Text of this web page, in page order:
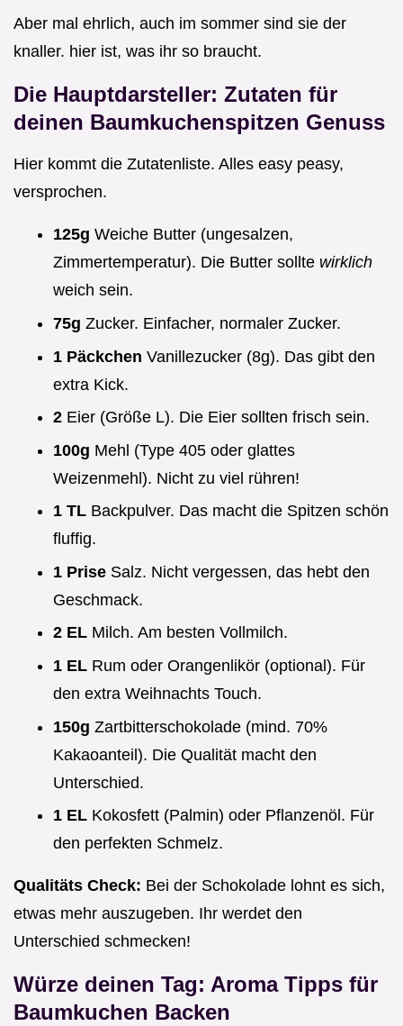
Aber mal ehrlich, auch im sommer sind sie der
knaller. hier ist, was ihr so braucht.
Die Hauptdarsteller: Zutaten für
deinen Baumkuchenspitzen Genuss
Hier kommt die Zutatenliste. Alles easy peasy,
versprochen.
125g Weiche Butter (ungesalzen,
Zimmertemperatur). Die Butter sollte wirklich
weich sein.
75g Zucker. Einfacher, normaler Zucker.
1 Päckchen Vanillezucker (8g). Das gibt den
extra Kick.
2 Eier (Größe L). Die Eier sollten frisch sein.
100g Mehl (Type 405 oder glattes
Weizenmehl). Nicht zu viel rühren!
1 TL Backpulver. Das macht die Spitzen schön
fluffig.
1 Prise Salz. Nicht vergessen, das hebt den
Geschmack.
2 EL Milch. Am besten Vollmilch.
1 EL Rum oder Orangenlikör (optional). Für
den extra Weihnachts Touch.
150g Zartbitterschokolade (mind. 70%
Kakaoanteil). Die Qualität macht den
Unterschied.
1 EL Kokosfett (Palmin) oder Pflanzenöl. Für
den perfekten Schmelz.
Qualitäts Check: Bei der Schokolade lohnt es sich,
etwas mehr auszugeben. Ihr werdet den
Unterschied schmecken!
Würze deinen Tag: Aroma Tipps für
Baumkuchen Backen